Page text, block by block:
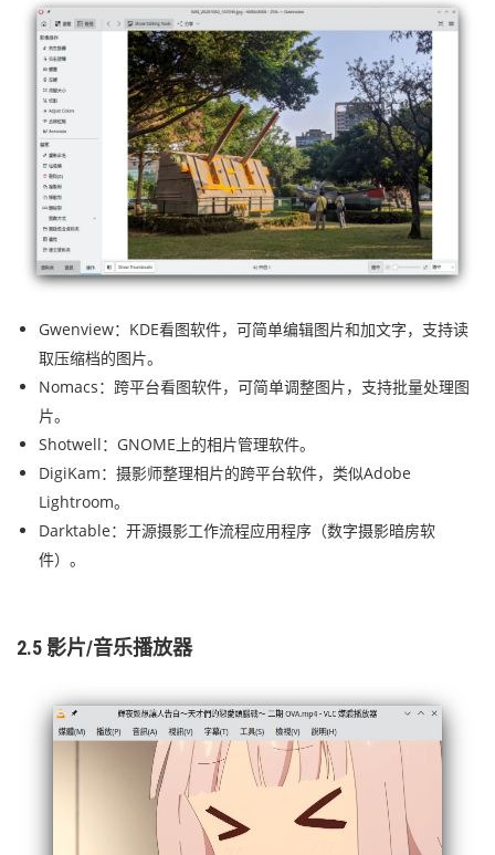
Gwenview：KDE看图软件，可简单编辑图片和加文字，支持读
取压缩档的图片。
Nomacs：跨平台看图软件，可简单调整图片，支持批量处理图
片。
Shotwell：GNOME上的相片管理软件。
DigiKam：摄影师整理相片的跨平台软件，类似Adobe
Lightroom。
Darktable： 开源摄影工作流程应用程序（数字摄影暗房软
件）。
2.5 影片/音乐播放器